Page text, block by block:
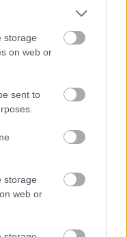
storage
on web or
sent to
storage
web or
éves munkája
befogadható
beszélni, akár
is nagyon jó
el mindenki
világhoz, hogy ne
hogy a
veszik meg.
áron,
venni azok